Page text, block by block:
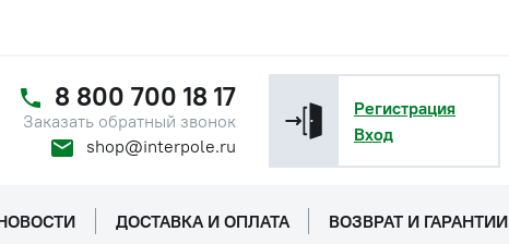
8 800 700 18 17
Заказать обратный звонок
shop@interpole.ru
Регистрация
Вход
ДОСТАВКА И ОПЛАТА ВОЗВРАТ И ГАРАНТИИ